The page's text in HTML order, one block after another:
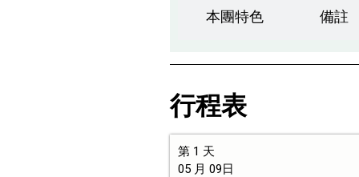
本團特色 備註
行程表
第 1 天
05 月 09日